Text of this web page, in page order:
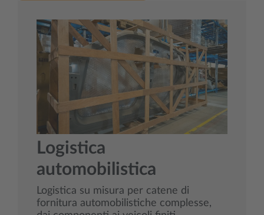
Logistica
automobilistica
Logistica su misura per catene di
fornitura automobilistiche complesse,